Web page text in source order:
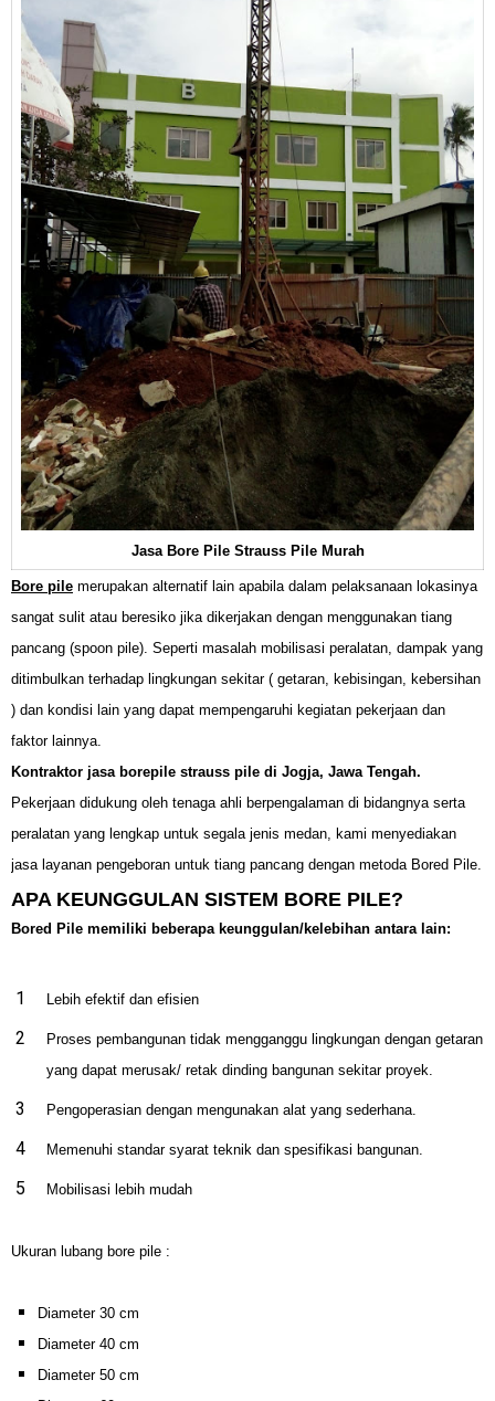
Jasa Bore Pile Strauss Pile Murah
Bore pile merupakan alternatif lain apabila dalam pelaksanaan lokasinya
sangat sulit atau beresiko jika dikerjakan dengan menggunakan tiang
pancang (spoon pile). Seperti masalah mobilisasi peralatan, dampak yang
ditimbulkan terhadap lingkungan sekitar ( getaran, kebisingan, kebersihan
) dan kondisi lain yang dapat mempengaruhi kegiatan pekerjaan dan
faktor lainnya.
Kontraktor jasa borepile strauss pile di Jogja, Jawa Tengah.
Pekerjaan didukung oleh tenaga ahli berpengalaman di bidangnya serta
peralatan yang lengkap untuk segala jenis medan, kami menyediakan
jasa layanan pengeboran untuk tiang pancang dengan metoda Bored Pile.
APA KEUNGGULAN SISTEM BORE PILE?
Bored Pile memiliki beberapa keunggulan/kelebihan antara lain:
Lebih efektif dan efisien
Proses pembangunan tidak mengganggu lingkungan dengan getaran
yang dapat merusak/ retak dinding bangunan sekitar proyek.
Pengoperasian dengan mengunakan alat yang sederhana.
Memenuhi standar syarat teknik dan spesifikasi bangunan.
Mobilisasi lebih mudah
Ukuran lubang bore pile :
Diameter 30 cm
Diameter 40 cm
Diameter 50 cm